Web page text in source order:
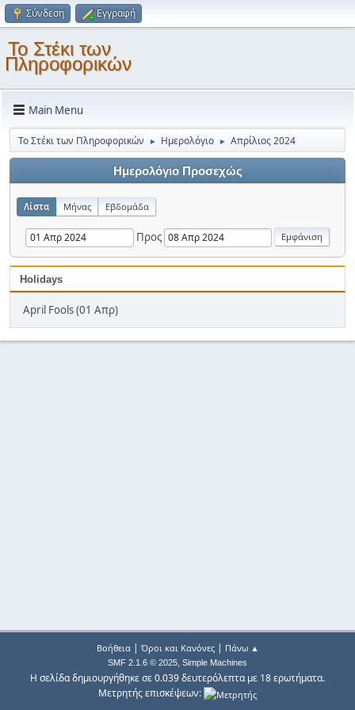
Σύνδεση Εγγραφή
Το Στέκι των
Πληροφορικών
Main Menu
Το Στέκι των Πληροφορικών ► Ημερολόγιο ► Απρίλιος 2024
Ημερολόγιο Προσεχώς
Λίστα Μήνας Εβδομάδα
Προς
Holidays
April Fools (01 Απρ)
Βοήθεια| Όροι και Κανόνες| Πάνω ▲
SMF 2.1.6 © 2025, Simple Machines
Η σελίδα δημιουργήθηκε σε 0.039 δευτερόλεπτα με 18 ερωτήματα.
Μετρητής επισκέψεων: